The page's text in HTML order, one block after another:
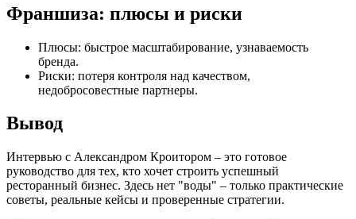
Франшиза: плюсы и риски
Плюсы: быстрое масштабирование, узнаваемость
бренда.
Риски: потеря контроля над качеством,
недобросовестные партнеры.
Вывод
Интервью с Александром Кроитором – это готовое
руководство для тех, кто хочет строить успешный
ресторанный бизнес. Здесь нет "воды" – только практические
советы, реальные кейсы и проверенные стратегии.